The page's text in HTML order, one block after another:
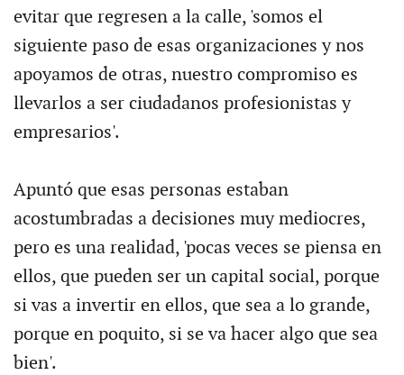
evitar que regresen a la calle, 'somos el
siguiente paso de esas organizaciones y nos
apoyamos de otras, nuestro compromiso es
llevarlos a ser ciudadanos profesionistas y
empresarios'.
Apuntó que esas personas estaban
acostumbradas a decisiones muy mediocres,
pero es una realidad, 'pocas veces se piensa en
ellos, que pueden ser un capital social, porque
si vas a invertir en ellos, que sea a lo grande,
porque en poquito, si se va hacer algo que sea
bien'.